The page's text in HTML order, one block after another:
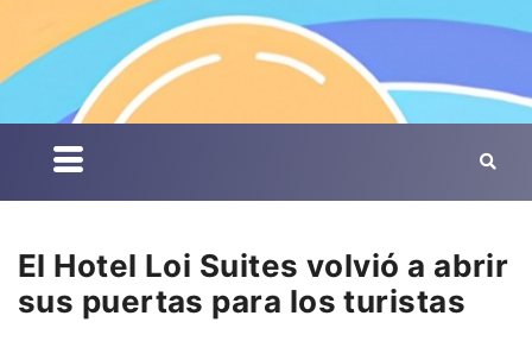
El Hotel Loi Suites volvió a abrir
sus puertas para los turistas